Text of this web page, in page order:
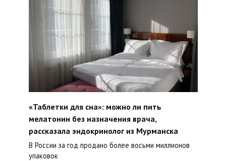
«Таблетки для сна»: можно ли пить
мелатонин без назначения врача,
рассказала эндокринолог из Мурманска
В России за год продано более восьми миллионов
упаковок